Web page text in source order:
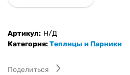
Артикул: Н/Д
Категория:Теплицы и Парники
Поделиться